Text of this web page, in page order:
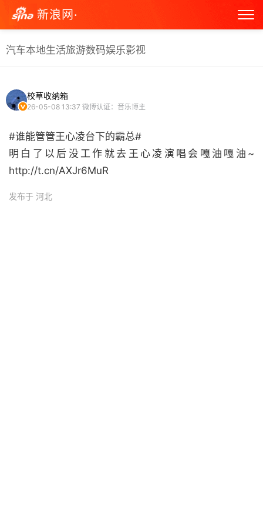
新浪网·
汽车本地生活旅游数码娱乐影视
校草收纳箱
26-05-08 13:37 微博认证：音乐博主
#谁能管管王心凌台下的霸总#
明白了以后没工作就去王心凌演唱会嘎油嘎油~
http://t.cn/AXJr6MuR ​
发布于 河北